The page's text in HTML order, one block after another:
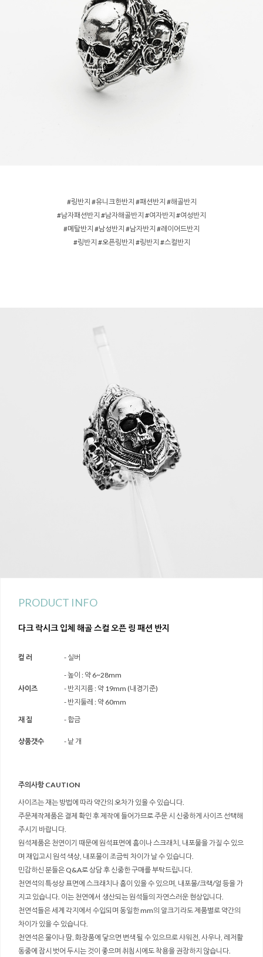
#링반지 #유니크한반지 #패션반지 #해골반지
#남자패션반지 #남자해골반지 #여자반지 #여성반지
#메탈반지 #남성반지 #남자반지 #레이어드반지
#링반지 #오픈링반지 #링반지 #스컬반지
PRODUCT INFO
다크 락시크 입체 해골 스컬 오픈 링 패션 반지
컬 러 - 실버
사이즈
- 높이 : 약 6~28mm
- 반지지름 : 약 19mm (내경기준)
- 반지둘레 : 약 60mm
재 질
- 합금
상품갯수 - 낱 개
주의사항 CAUTION
사이즈는 재는 방법에 따라 약간의 오차가 있을 수 있습니다.
주문제작제품은 결제 확인 후 제작에 들어가므로 주문 시 신중하게 사이즈 선택해
주시기 바랍니다.
원석제품은 천연이기 때문에 원석표면에 흠이나 스크래치, 내포물을 가질 수 있으
며 재입고시 원석 색상, 내포물이 조금씩 차이가 날 수 있습니다.
민감하신 분들은 Q&A로 상담 후 신중한 구매를 부탁드립니다.
천연석의 특성상 표면에 스크래치나 흠이 있을 수 있으며, 내포물/크랙/얼 등을 가
지고 있습니다. 이는 천연에서 생산되는 원석들의 자연스러운 현상입니다.
천연석들은 세계 각지에서 수입되며 동일한 mm의 알크기라도 제품별로 약간의
차이가 있을 수 있습니다.
천연석은 물이나 땀, 화장품에 닿으면 변색 될 수 있으므로 샤워전, 사우나, 레저활
동중에 잠시 벗어 두시는 것이 좋으며 취침시에도 착용을 권장하지 않습니다.